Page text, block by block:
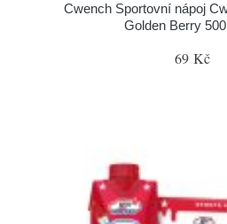
Cwench Sportovní nápoj
Golden Berry
69 Kč